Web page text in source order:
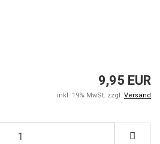
9,95 EUR
inkl. 19% MwSt. zzgl. Versand